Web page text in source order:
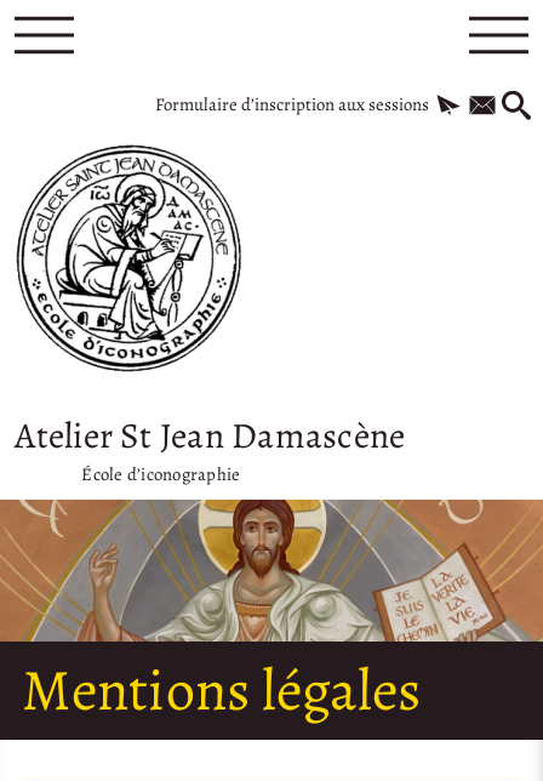
Formulaire d’inscription aux sessions
Atelier St Jean Damascène
École d’iconographie
Mentions légales